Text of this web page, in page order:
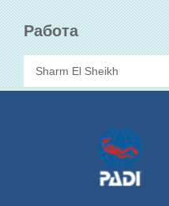
Работа